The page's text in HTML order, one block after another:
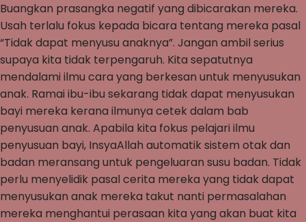
Buangkan prasangka negatif yang dibicarakan mereka.
Usah terlalu fokus kepada bicara tentang mereka pasal
“Tidak dapat menyusu anaknya”. Jangan ambil serius
supaya kita tidak terpengaruh. Kita sepatutnya
mendalami ilmu cara yang berkesan untuk menyusukan
anak. Ramai ibu-ibu sekarang tidak dapat menyusukan
bayi mereka kerana ilmunya cetek dalam bab
penyusuan anak. Apabila kita fokus pelajari ilmu
penyusuan bayi, InsyaAllah automatik sistem otak dan
badan meransang untuk pengeluaran susu badan. Tidak
perlu menyelidik pasal cerita mereka yang tidak dapat
menyusukan anak mereka takut nanti permasalahan
mereka menghantui perasaan kita yang akan buat kita